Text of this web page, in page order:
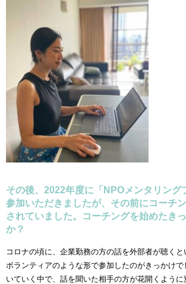
その後、2022年度に「NPOメンタリング
参加いただきましたが、その前にコーチ
されていました。コーチングを始めたき
か？
コロナの頃に、企業勤務の方の話を外部者が聴くと
ボランティアのような形で参加したのがきっかけ
いていく中で、話を聞いた相手の方が花開くよう